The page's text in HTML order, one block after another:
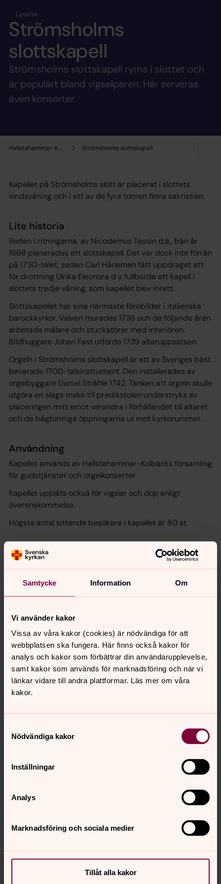
Samtycke Information Om
Vi använder kakor
Vissa av våra kakor (cookies) är nödvändiga för att
webbplatsen ska fungera. Här finns också kakor för
analys och kakor som förbättrar din användarupplevelse,
samt kakor som används för marknadsföring och när vi
länkar vidare till andra plattformar. Läs mer om våra
kakor.
Nödvändiga kakor
Inställningar
Analys
Marknadsföring och sociala medier
Tillåt alla kakor
Hallstahammar-Kolbäcks församling Strömsholms slottskapell
Lyssna
Strömsholms
slottskapell
Strömsholms slottskapell ryms i slottet och
är populärt bland vigselparen. Här serveras
även konserter.
Kapellet på Strömsholms slott är placerat i slottets
vindsvåning och i ett av de fyra tornen finns sakristian.
Lite historia
Redan i ritningarna, av Nicodemus Tessin d.ä., från år
1668 planerades ett slottskapell. Det var dock inte förrän
på 1730-talet, sedan Carl Hårleman fått uppdraget att
för drottning Ulrika Eleonora d y fullborda ett kapell i
slottets tredje våning, som kapellet blev inrett.
Slottskapellet har sina närmaste förebilder i italienska
barockkyrkor. Valven murades 1736 och de följande åren
arbetade målare och stuckatörer med interiören.
Bildhuggare Johan Fast utförde 1739 altaruppsatsen.
Orgeln i Strömsholms slottskapell är ett av Sveriges bäst
bevarade 1700-talsinstrument. Den installerades av
orgelbyggare Daniel Stråhle 1742. Tanken att orgeln skulle
utgöra en slags make till predikstolen understryks av
placeringen mitt emot varandra i förhållandet till altaret
och de bågformiga öppningarna ut mot kyrkorummet.
Användning
Kapellet används av Hallstahammar-Kolbäcks församling
för gudstjänster och orgelkonserter.
Kapellet upplåts också för vigslar och dop enligt
överenskommelse.
Högsta antal sittande besökare i kapellet är 80 st.
Kontakt församlingsexpedition
Tfn 0220-465 00
Besöksadress: Vallongatan 6, Hallstahammar
Telefontider:
vardagar kl 10:00 - 12:00
Besökstider:
må, on, fre kl 10:00 - 12:00
hallstahammar-kolback@svenskakyrkan.se
Kontakt Strömsholms slott
Senast ändrad 26 september 2024
Synpunkter eller frågor på sidans